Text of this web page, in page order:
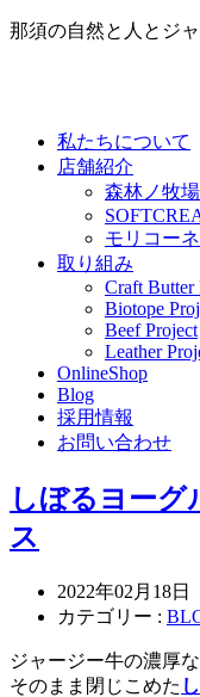
那須の自然と人とジ
私たちについて
店舗紹介
森林ノ牧
モリコーネ
取り組み
Craft Butter
Biotope
Beef Project
Leather
OnlineShop
Blog
採用情報
お問い合わせ
しぼるヨーグ
ス
2022年02月18日
カテゴリー :
ジャージー牛の濃厚
そのまま閉じこめた